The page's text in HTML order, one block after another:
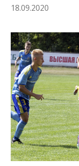
18.09.2020